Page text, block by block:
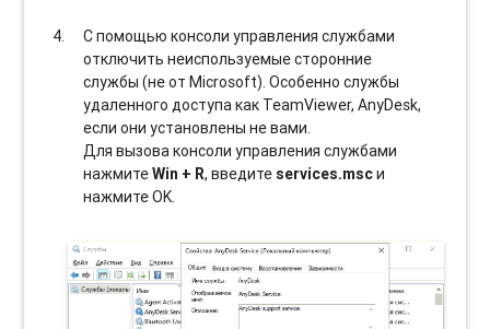
С помощью консоли управления службами
отключить неиспользуемые сторонние
службы (не от Microsoft). Особенно службы
удаленного доступа как TeamViewer, AnyDesk,
если они установлены не вами.
Для вызова консоли управления службами
нажмитеWin + R, введите services.mscи
нажмите OK.